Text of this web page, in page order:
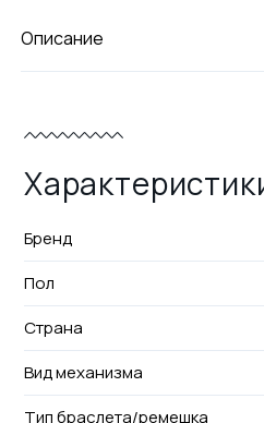
Описание
Бренд
Пол
Страна
Вид механизма
Тип браслета/ремешка